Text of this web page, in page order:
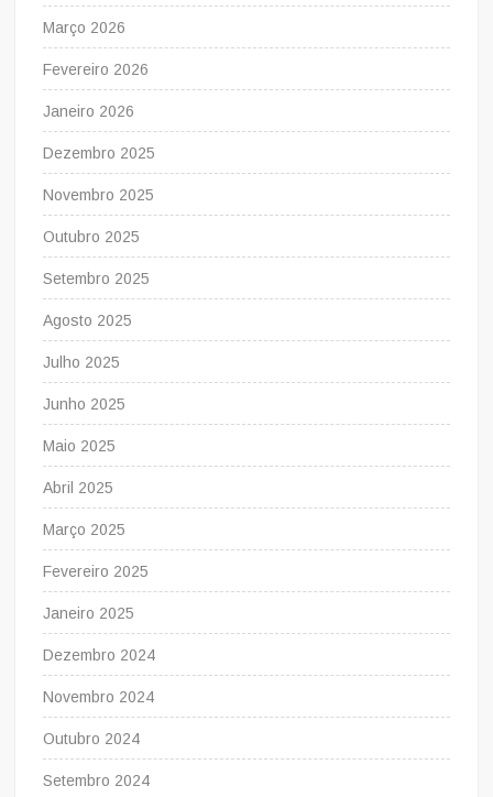
Março 2026
Fevereiro 2026
Janeiro 2026
Dezembro 2025
Novembro 2025
Outubro 2025
Setembro 2025
Agosto 2025
Julho 2025
Junho 2025
Maio 2025
Abril 2025
Março 2025
Fevereiro 2025
Janeiro 2025
Dezembro 2024
Novembro 2024
Outubro 2024
Setembro 2024